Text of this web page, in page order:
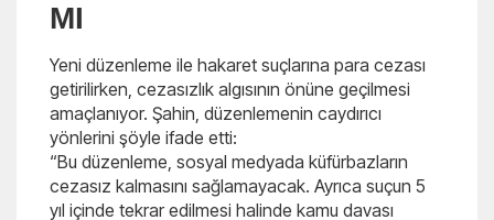
MI
Yeni düzenleme ile hakaret suçlarına para cezası
getirilirken, cezasızlık algısının önüne geçilmesi
amaçlanıyor. Şahin, düzenlemenin caydırıcı
yönlerini şöyle ifade etti:
“Bu düzenleme, sosyal medyada küfürbazların
cezasız kalmasını sağlamayacak. Ayrıca suçun 5
yıl içinde tekrar edilmesi halinde kamu davası